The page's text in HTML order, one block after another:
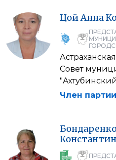
ЦойАнна
Совет
Член
Бондаренко